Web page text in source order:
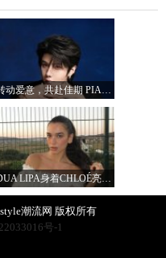
转动爱意，共赴佳期 PIAGET伯爵礼献七夕
DUA LIPA身着CHLOÉ亮相 2026 SUNNY HILL 音乐节
潮流网 版权所有
号-1